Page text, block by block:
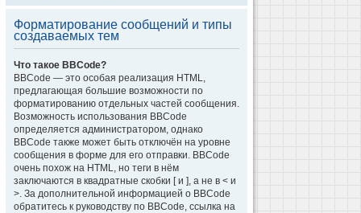
Форматирование сообщений и типы
создаваемых тем
Что такое BBCode?
BBCode — это особая реализация HTML,
предлагающая большие возможности по
форматированию отдельных частей сообщения.
Возможность использования BBCode
определяется администратором, однако
BBCode также может быть отключён на уровне
сообщения в форме для его отправки. BBCode
очень похож на HTML, но теги в нём
заключаются в квадратные скобки [ и ], а не в < и
>. За дополнительной информацией о BBCode
обратитесь к руководству по BBCode, ссылка на